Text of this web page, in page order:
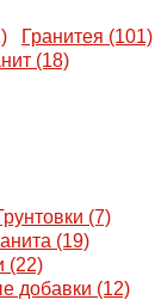
Гранитея (101)
(18)
(7)
(19)
(22)
добавки (12)